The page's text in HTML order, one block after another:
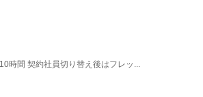
間 契約社員切り替え後はフレッ...